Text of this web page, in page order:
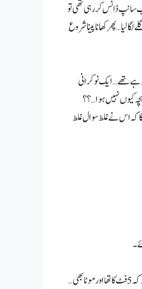
ڈانس کر رہی تھی تو
پھر کھانا پینا شروع
رہے تھے… ایک نوکرانی
کہ اس نے غلط سوال غلط
گھر آتے ہی ممتا سو گئی… رشمی بھی اپنے بستر میں چلی گئی… پر رنجیت کو نیند نہیں آ رہی تھی… وہ بار بار نیہا کے بارے میں سوچ رہا تھا… اس کا شوہر جو کہ 5 فٹ کا تھا اور موٹا بھی…